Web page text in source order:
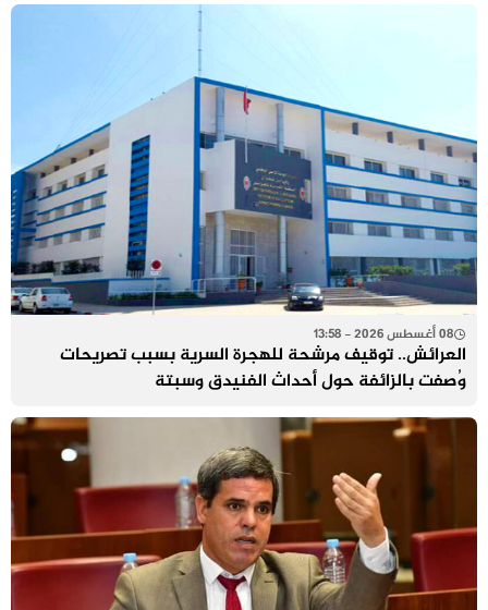
08 أغسطس 2026 - 13:58
العرائش.. توقيف مرشحة للهجرة السرية بسبب تصريحات
وُصفت بالزائفة حول أحداث الفنيدق وسبتة